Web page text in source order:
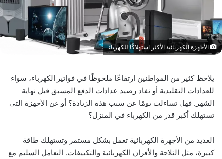
الأجهزة الكهربائية الأكثر استهلاكًا للكهرباء
يلاحظ كثير من المواطنين ارتفاعًا ملحوظًا في فواتير الكهرباء، سواء
للعدادات التقليدية أو نفاد رصيد عدادات الدفع المسبق قبل نهاية
الشهر. فهل تساءلت يومًا عن سبب هذه الزيادة؟ أو عن الأجهزة التي
تستهلك أكبر قدر من الكهرباء في المنزل؟
العديد من الأجهزة الكهربائية تعمل بشكل مستمر وتستهلك طاقة
كبيرة، مثل الثلاجة والأفران الكهربائية والتكييفات. التعامل السليم مع